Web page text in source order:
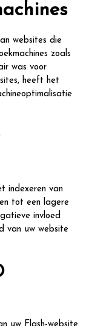
websites die
zoals
was voor
heeft het
indexeren van
tot een lagere
invloed
van uw website